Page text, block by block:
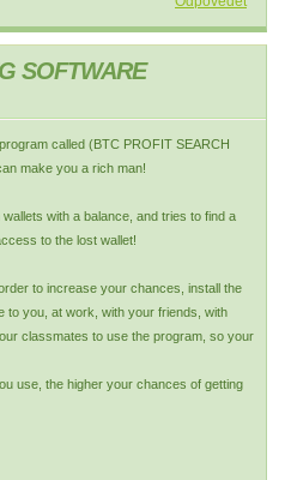
SOFTWARE
called (BTC PROFIT SEARCH
make you a rich man!
with a balance, and tries to find a
to the lost wallet!
to increase your chances, install the
to you, at work, with your friends, with
classmates to use the program, so your
use, the higher your chances of getting